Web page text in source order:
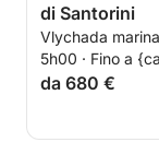
di Santorini
Vlychada
5h00 · Fino a
da 680 €